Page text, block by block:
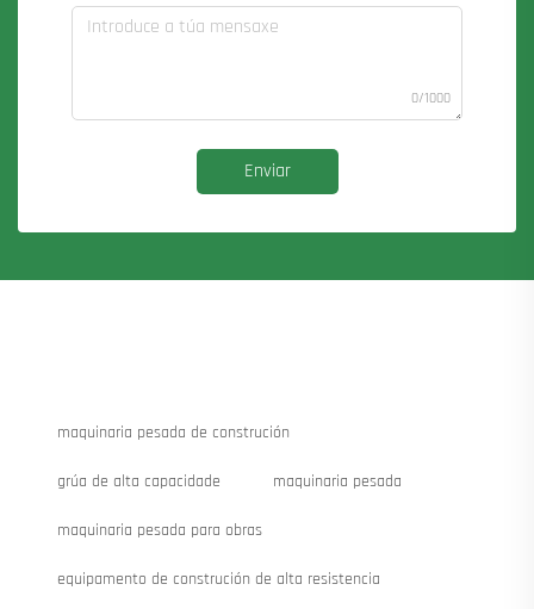
0/1000
Enviar
maquinaria pesada de construción
grúa de alta capacidade maquinaria pesada
maquinaria pesada para obras
equipamento de construción de alta resistencia